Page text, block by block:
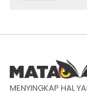
MENYINGKAP HAL